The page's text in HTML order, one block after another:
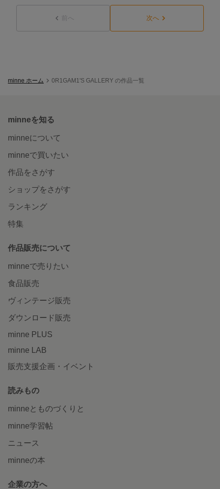
前へ 次へ
minne ホーム 0R1GAM1'S GALLERY の作品一覧
minneを知る
minneについて
minneで買いたい
作品をさがす
ショップをさがす
ランキング
特集
作品販売について
minneで売りたい
食品販売
ヴィンテージ販売
ダウンロード販売
minne PLUS
minne LAB
販売支援企画・イベント
読みもの
minneとものづくりと
minne学習帖
ニュース
minneの本
企業の方へ